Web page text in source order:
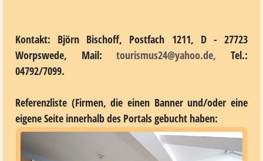
Kontakt: Björn Bischoff, Postfach 1211, D - 27723
Worpswede, Mail:tourismus24@yahoo.de, Tel.:
04792/7099.
Referenzliste (Firmen, die einen Banner und/oder eine
eigene Seite innerhalb des Portals gebucht haben: